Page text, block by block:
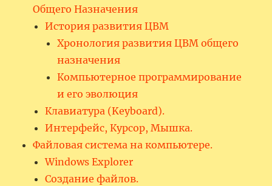
Общего Назначения
История развития ЦВМ
Хронология развития ЦВМ общего
назначения
Компьютерное программирование
и его эволюция
Клавиатура (Keyboard).
Интерфейс, Курсор, Мышка.
Файловая система на компьютере.
Windows Explorer
Создание файлов.